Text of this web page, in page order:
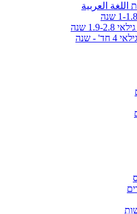
العربية
2.8 שנה
- שנה